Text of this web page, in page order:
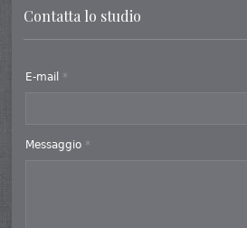
Contatta lo studio
E-mail *
Messaggio *